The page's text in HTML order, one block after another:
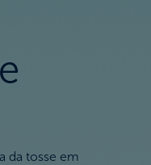
da tosse em